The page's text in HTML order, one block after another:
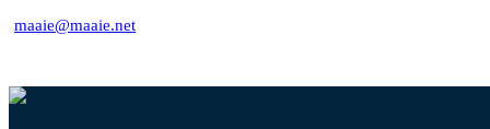
maaie@maaie.net